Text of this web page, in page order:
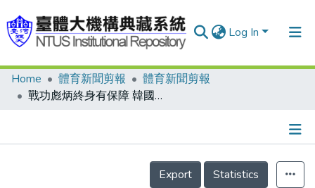
Log In
Communities & Collections
Home 體育新聞剪報
體育新聞剪報
戰功彪炳終身有保障 韓國設立優秀運動員養老金/捷克擊退美國隊 聯邦杯女網賽三度封后/為運動生命留下見證 運動紀錄及佐證資料應予重視保存
Details
Export
Statistics